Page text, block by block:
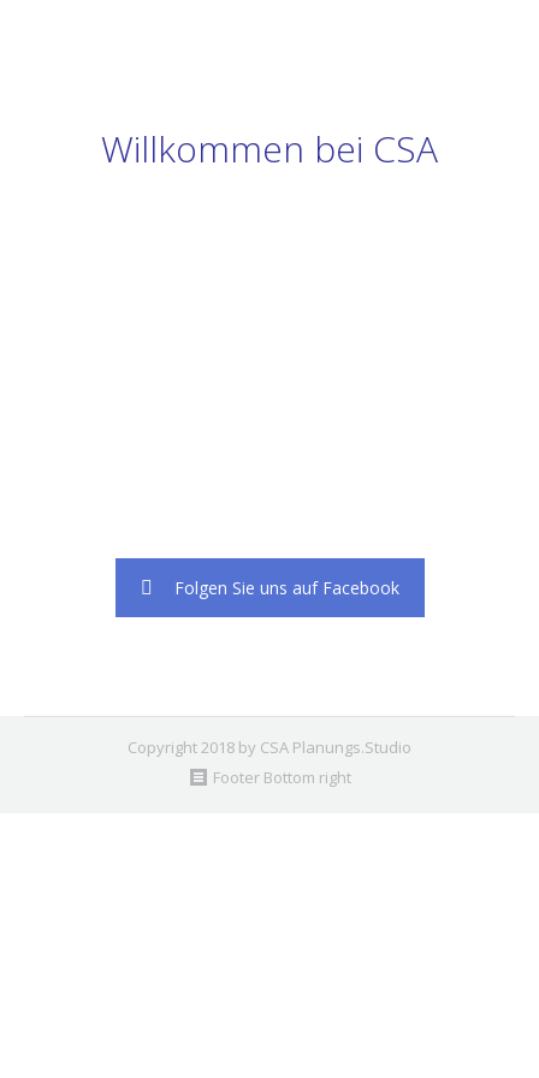
Willkommen bei CSA
Folgen Sie uns auf Facebook
Copyright 2018 by CSA Planungs.Studio
Footer Bottom right